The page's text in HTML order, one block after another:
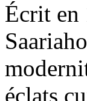
Écrit en
éclats